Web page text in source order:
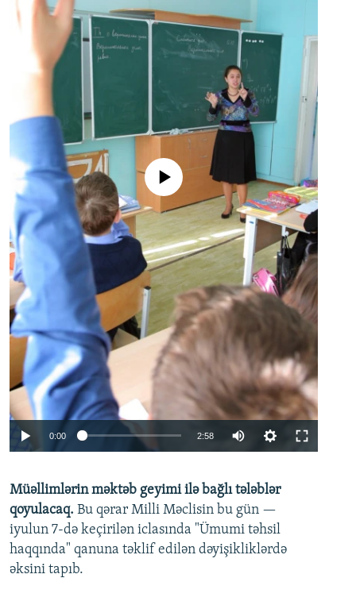
No media source currently available
0:00 2:58
360p
480p
720p
Müəllimlərin məktəb geyimi ilə bağlı tələblər
qoyulacaq. Bu qərar Milli Məclisin bu gün —
iyulun 7-də keçirilən iclasında "Ümumi təhsil
haqqında" qanuna təklif edilən dəyişikliklərdə
əksini tapıb.